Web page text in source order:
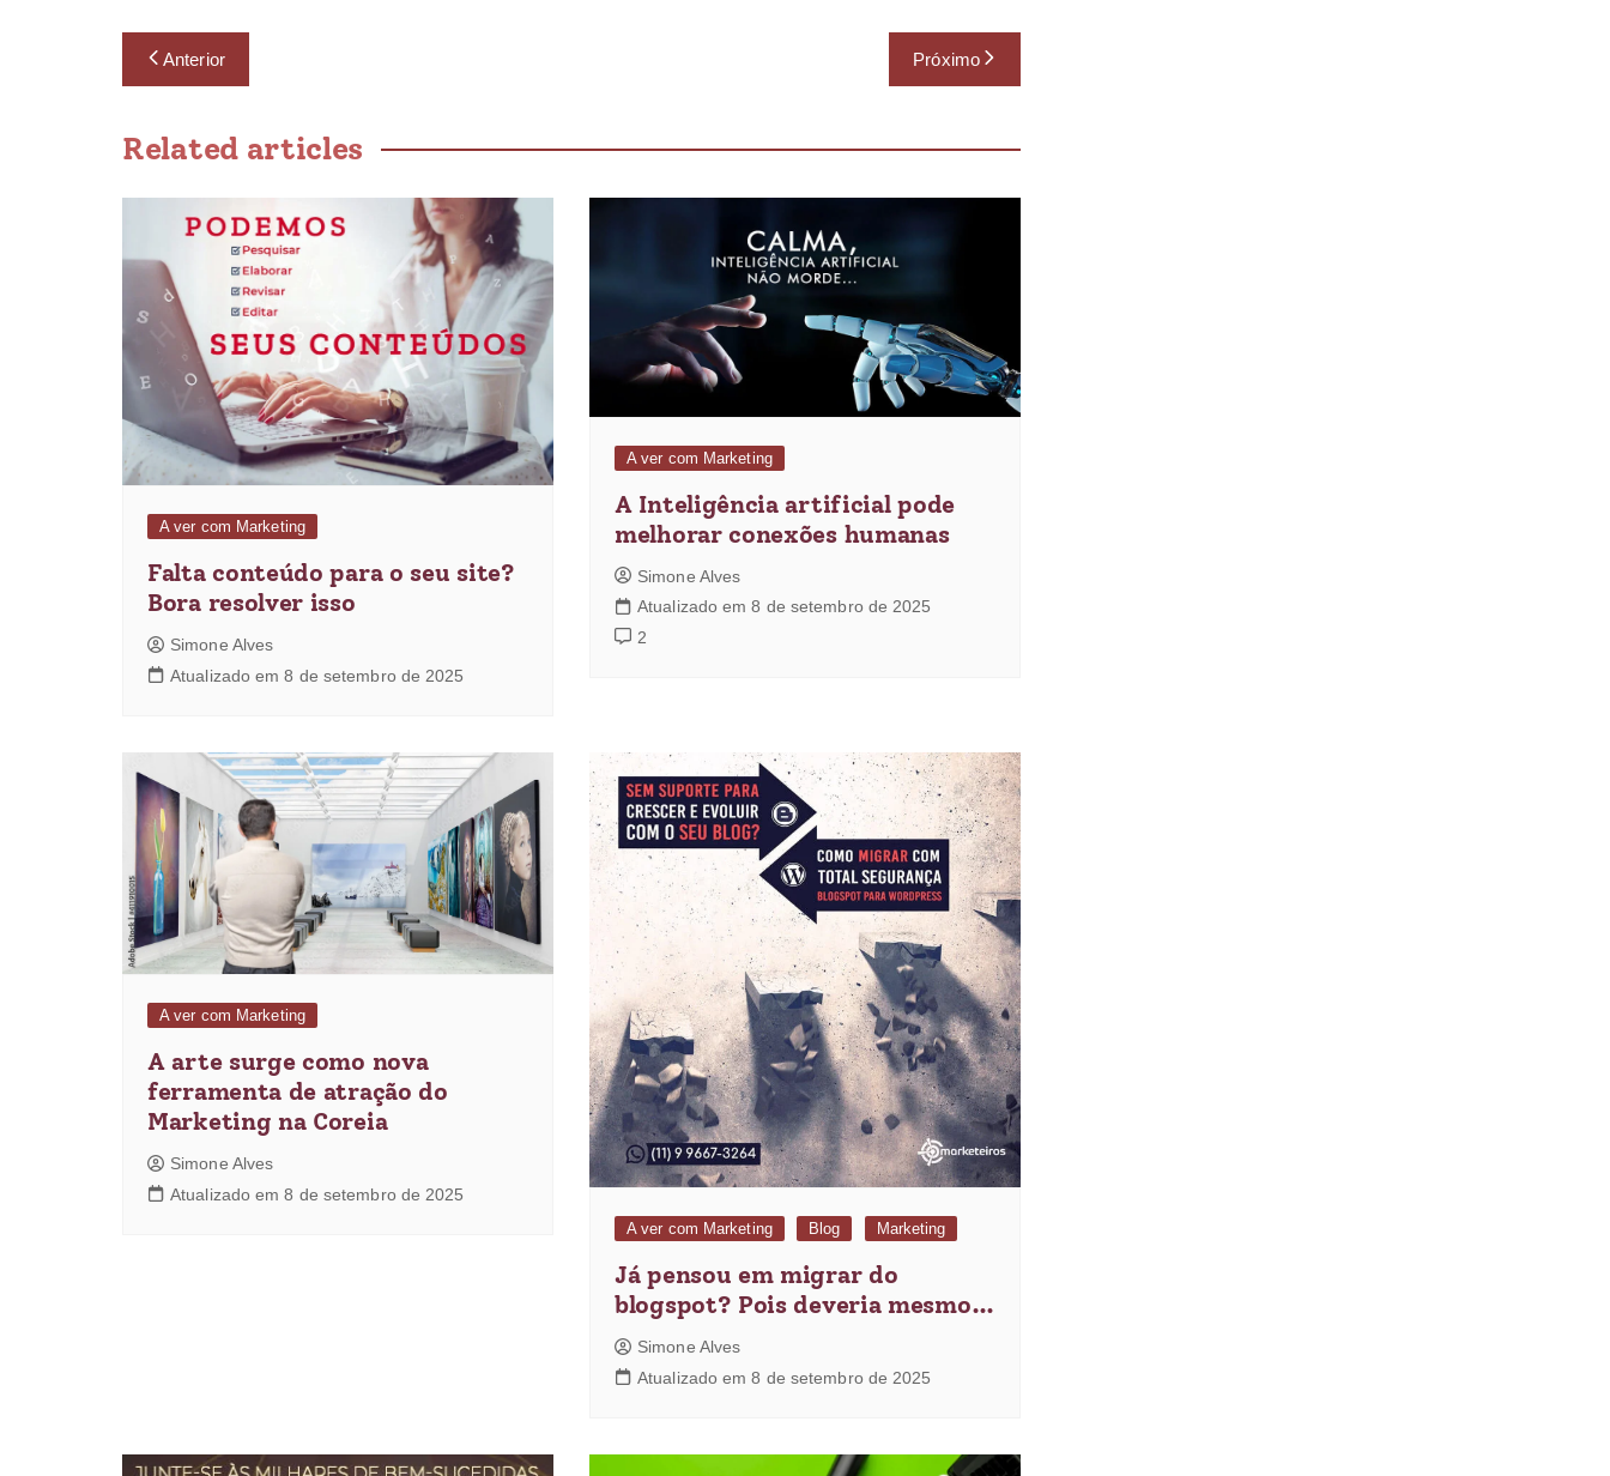
Anterior Próximo
Related articles
A ver com Marketing
Falta conteúdo para o seu site?
Bora resolver isso
Simone Alves
Atualizado em 8 de setembro de 2025
A ver com Marketing
A Inteligência artificial pode
melhorar conexões humanas
Simone Alves
Atualizado em 8 de setembro de 2025
2
A ver com Marketing
A arte surge como nova
ferramenta de atração do
Marketing na Coreia
Simone Alves
Atualizado em 8 de setembro de 2025
A ver com Marketing Blog Marketing
Já pensou em migrar do
blogspot? Pois deveria mesmo…
Simone Alves
Atualizado em 8 de setembro de 2025